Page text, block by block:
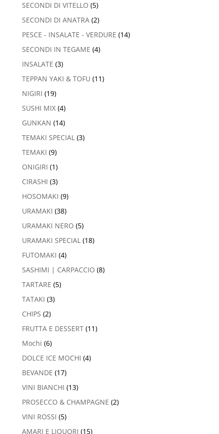
SECONDI DI VITELLO (5)
SECONDI DI ANATRA (2)
PESCE - INSALATE - VERDURE (14)
SECONDI IN TEGAME (4)
INSALATE (3)
TEPPAN YAKI & TOFU (11)
NIGIRI (19)
SUSHI MIX (4)
GUNKAN (14)
TEMAKI SPECIAL (3)
TEMAKI (9)
ONIGIRI (1)
CIRASHI (3)
HOSOMAKI (9)
URAMAKI (38)
URAMAKI NERO (5)
URAMAKI SPECIAL (18)
FUTOMAKI (4)
SASHIMI | CARPACCIO (8)
TARTARE (5)
TATAKI (3)
CHIPS (2)
FRUTTA E DESSERT (11)
Mochi (6)
DOLCE ICE MOCHI (4)
BEVANDE (17)
VINI BIANCHI (13)
PROSECCO & CHAMPAGNE (2)
VINI ROSSI (5)
AMARI E LIQUORI (15)